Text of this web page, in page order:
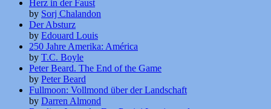
Herz in der Faust
by Sorj Chalandon
Der Absturz
by Edouard Louis
250 Jahre Amerika: América
by T.C. Boyle
Peter Beard. The End of the Game
by Peter Beard
Fullmoon: Vollmond über der Landschaft
by Darren Almond